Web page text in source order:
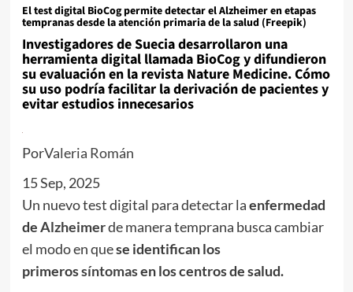
El test digital BioCog permite detectar el Alzheimer en etapas
tempranas desde la atención primaria de la salud (Freepik)
Investigadores de Suecia desarrollaron una
herramienta digital llamada BioCog y difundieron
su evaluación en la revista Nature Medicine. Cómo
su uso podría facilitar la derivación de pacientes y
evitar estudios innecesarios
PorValeria Román
15 Sep, 2025
Un nuevo test digital para detectar laenfermedad
deAlzheimerde manera temprana busca cambiar
el modo en quese identifican los
primerossíntomasen los centros de salud.